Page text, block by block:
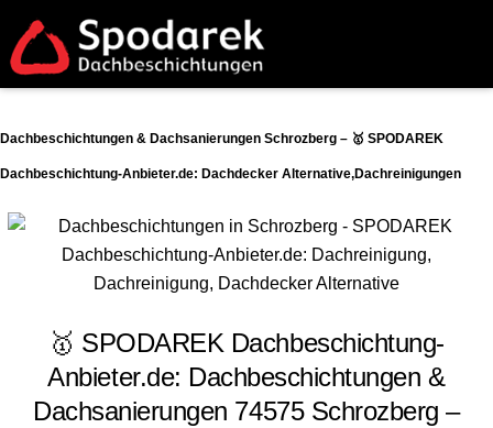
Dachbeschichtungen & Dachsanierungen Schrozberg – 🥇 SPODAREK
Dachbeschichtung-Anbieter.de: Dachdecker Alternative,Dachreinigungen
🥇 SPODAREK Dachbeschichtung-
Anbieter.de: Dachbeschichtungen &
Dachsanierungen 74575 Schrozberg –